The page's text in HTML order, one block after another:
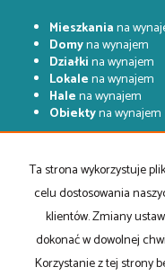
Mieszkaniana
Domyna wynajem
Działkina wynajem
Lokalena wynajem
Halena wynajem
Obiektyna wynajem
Domy
na sprzedaż
Działkina sprzedaż
Lokalena sprzedaż
Halena sprzedaż
Obiekty
na sprzedaż
Strona główna Kup
Ta strona wykorzystuje
celu dostosowania
klientów. Zmiany
dokonać w dowolnej
Korzystanie z tej strony